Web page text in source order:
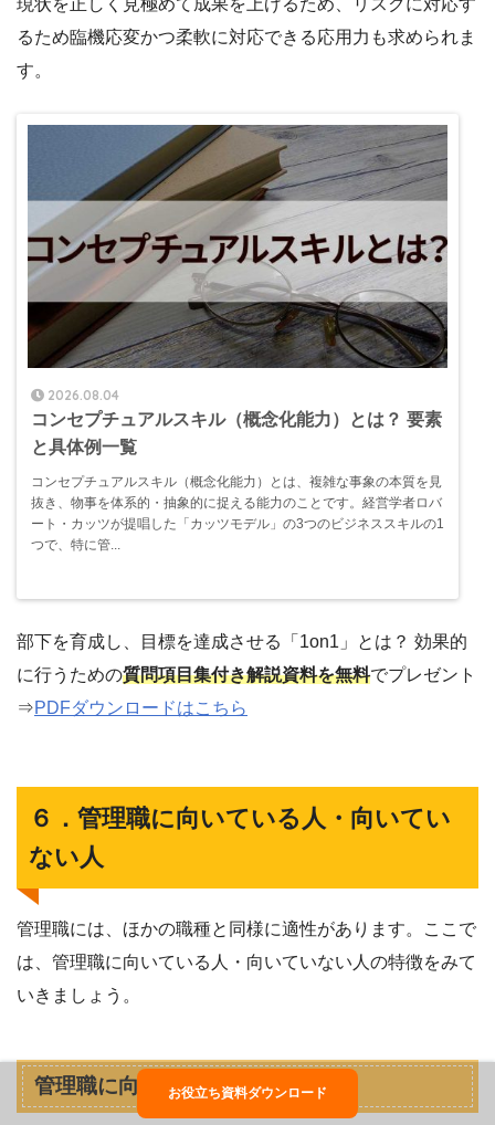
現状を正しく見極めて成果を上げるため、リスクに対応す
るため臨機応変かつ柔軟に対応できる応用力も求められま
す。
2026.08.04
コンセプチュアルスキル（概念化能力）とは？ 要素
と具体例一覧
コンセプチュアルスキル（概念化能力）とは、複雑な事象の本質を見
抜き、物事を体系的・抽象的に捉える能力のことです。経営学者ロバ
ート・カッツが提唱した「カッツモデル」の3つのビジネススキルの1
つで、特に管...
部下を育成し、目標を達成させる「1on1」とは？ 効果的
に行うための質問項目集付き解説資料を無料でプレゼント
⇒PDFダウンロードはこちら
６．管理職に向いている人・向いてい
ない人
管理職には、ほかの職種と同様に適性があります。ここで
は、管理職に向いている人・向いていない人の特徴をみて
いきましょう。
管理職に向いている人お役立ち資料ダウンロード